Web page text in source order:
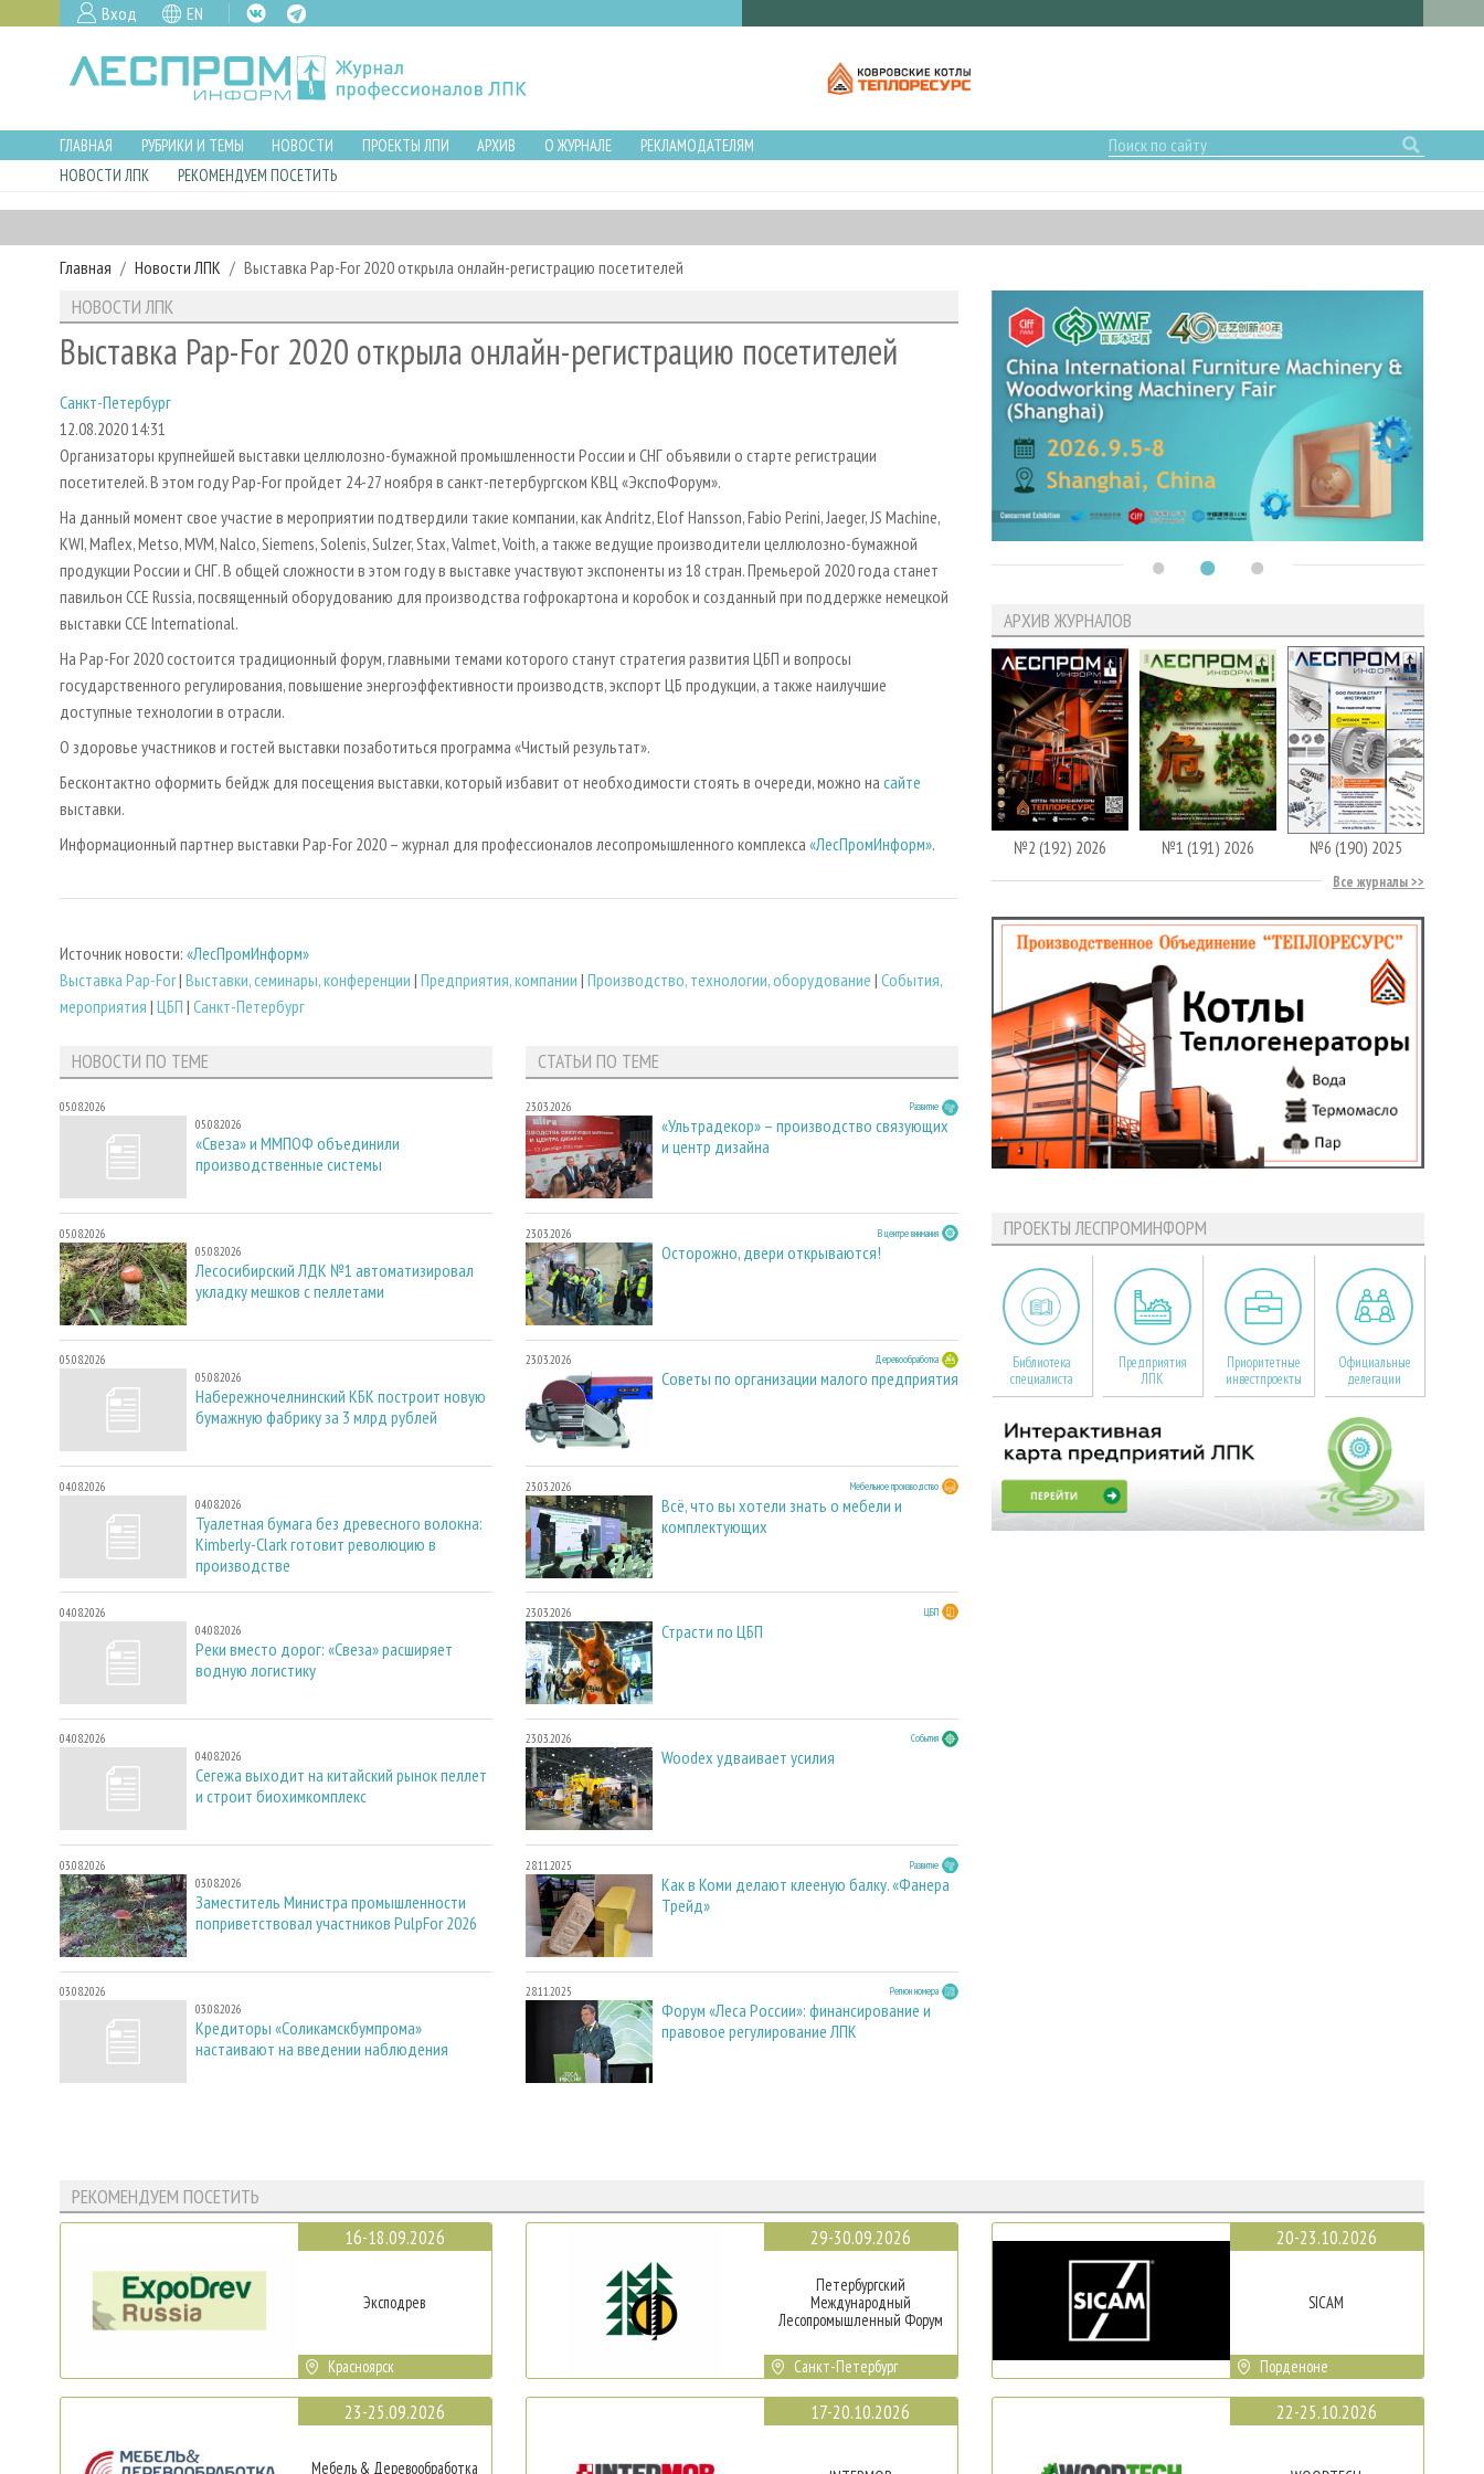
Вход EN
ГЛАВНАЯ РУБРИКИ И ТЕМЫ НОВОСТИ ПРОЕКТЫ ЛПИ АРХИВ О ЖУРНАЛЕ
РЕКЛАМОДАТЕЛЯМ
НОВОСТИ ЛПК
РЕКОМЕНДУЕМ ПОСЕТИТЬ
Главная Новости ЛПК Выставка Pap-For 2020 открыла онлайн-регистрацию посетителей
НОВОСТИ ЛПК
Выставка Pap-For 2020 открыла онлайн-регистрацию посетителей
Санкт-Петербург
12.08.2020 14:31
Организаторы крупнейшей выставки целлюлозно-бумажной промышленности России и СНГ объявили о старте регистрации
посетителей. В этом году Pap-For пройдет 24-27 ноября в санкт-петербургском КВЦ «ЭкспоФорум».
На данный момент свое участие в мероприятии подтвердили такие компании, как Andritz, Elof Hansson, Fabio Perini, Jaeger, JS Machine,
KWI, Maflex, Metso, MVM, Nalco, Siemens, Solenis, Sulzer, Stax, Valmet, Voith, а также ведущие производители целлюлозно-бумажной
продукции России и СНГ. В общей сложности в этом году в выставке участвуют экспоненты из 18 стран. Премьерой 2020 года станет
павильон CCE Russia, посвященный оборудованию для производства гофрокартона и коробок и созданный при поддержке немецкой
выставки CCE International.
На Pap-For 2020 состоится традиционный форум, главными темами которого станут стратегия развития ЦБП и вопросы
государственного регулирования, повышение энергоэффективности производств, экспорт ЦБ продукции, а также наилучшие
доступные технологии в отрасли.
О здоровье участников и гостей выставки позаботиться программа «Чистый результат».
Бесконтактно оформить бейдж для посещения выставки, который избавит от необходимости стоять в очереди, можно на сайте
выставки.
Информационный партнер выставки Pap-For 2020 – журнал для профессионалов лесопромышленного комплекса «ЛесПромИнформ».
Источник новости: «ЛесПромИнформ»
Выставка Pap-For| Выставки, семинары, конференции | Предприятия, компании | Производство, технологии, оборудование | События,
мероприятия | ЦБП | Санкт-Петербург
НОВОСТИ ПО ТЕМЕ
05.08.2026
05.08.2026
«Свеза» и ММПОФ объединили
производственные системы
05.08.2026
05.08.2026
Лесосибирский ЛДК №1 автоматизировал
укладку мешков с пеллетами
05.08.2026
05.08.2026
Набережночелнинский КБК построит новую
бумажную фабрику за 3 млрд рублей
04.08.2026
04.08.2026
Туалетная бумага без древесного волокна:
Kimberly-Clark готовит революцию в
производстве
04.08.2026
04.08.2026
Реки вместо дорог: «Свеза» расширяет
водную логистику
04.08.2026
04.08.2026
Сегежа выходит на китайский рынок пеллет
и строит биохимкомплекс
03.08.2026
03.08.2026
Заместитель Министра промышленности
поприветствовал участников PulpFor 2026
03.08.2026
03.08.2026
Кредиторы «Соликамскбумпрома»
настаивают на введении наблюдения
СТАТЬИ ПО ТЕМЕ
23.03.2026 Развитие
«Ультрадекор» – производство связующих
и центр дизайна
23.03.2026 В центре внимания
Осторожно, двери открываются!
23.03.2026 Деревообработка
Советы по организации малого предприятия
23.03.2026 Мебельное производство
Всё, что вы хотели знать о мебели и
комплектующих
23.03.2026 ЦБП
Страсти по ЦБП
23.03.2026 События
Woodex удваивает усилия
28.11.2025 Развитие
Как в Коми делают клееную балку. «Фанера
Трейд»
28.11.2025 Регион номера
Форум «Леса России»: финансирование и
правовое регулирование ЛПК
АРХИВ ЖУРНАЛОВ
№2 (192) 2026 №1 (191) 2026 №6 (190) 2025
Все журналы
ПРОЕКТЫ ЛЕСПРОМИНФОРМ
Библиотека
специалиста
Предприятия
ЛПК
Приоритетные
инвестпроекты
Официальные
делегации
РЕКОМЕНДУЕМ ПОСЕТИТЬ
16-18.09.2026
Эксподрев
Красноярск
23-25.09.2026
Мебель & Деревообработка
29-30.09.2026
Петербургский
Международный
Лесопромышленный Форум
Санкт-Петербург
17-20.10.2026
20-23.10.2026
SICAM
Порденоне
22-25.10.2026